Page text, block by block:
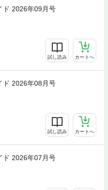
ド 2026年09月号
試し読み カートへ
ド 2026年08月号
試し読み カートへ
ド 2026年07月号